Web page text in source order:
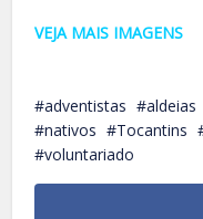
VEJA MAIS IMAGENS
adventistas aldeias
nativos
Tocantins
voluntariado